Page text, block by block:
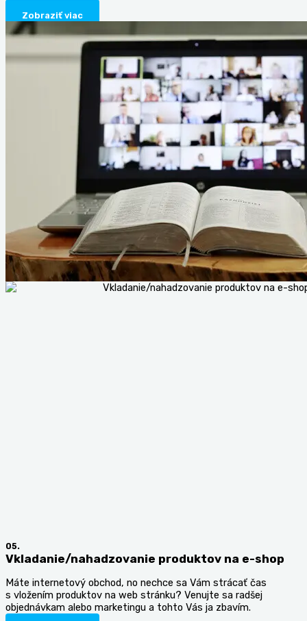
Zobraziť viac
05.
Vkladanie/nahadzovanie produktov na e-shop
Máte internetový obchod, no nechce sa Vám strácať čas
s vložením produktov na web stránku? Venujte sa radšej
objednávkam alebo marketingu a tohto Vás ja zbavím.